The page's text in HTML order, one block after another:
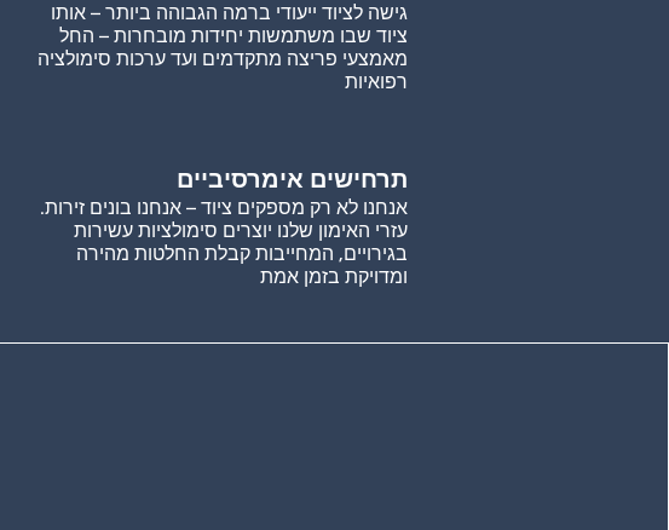
גישה לציוד ייעודי ברמה הגבוהה ביותר – אותו
ציוד שבו משתמשות יחידות מובחרות – החל
מאמצעי פריצה מתקדמים ועד ערכות סימולציה
רפואיות
תרחישים אימרסיביים
אנחנו לא רק מספקים ציוד – אנחנו בונים זירות.
עזרי האימון שלנו יוצרים סימולציות עשירות
בגירויים, המחייבות קבלת החלטות מהירה
ומדויקת בזמן אמת